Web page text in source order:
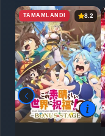
TAMAMLANDI 8.2